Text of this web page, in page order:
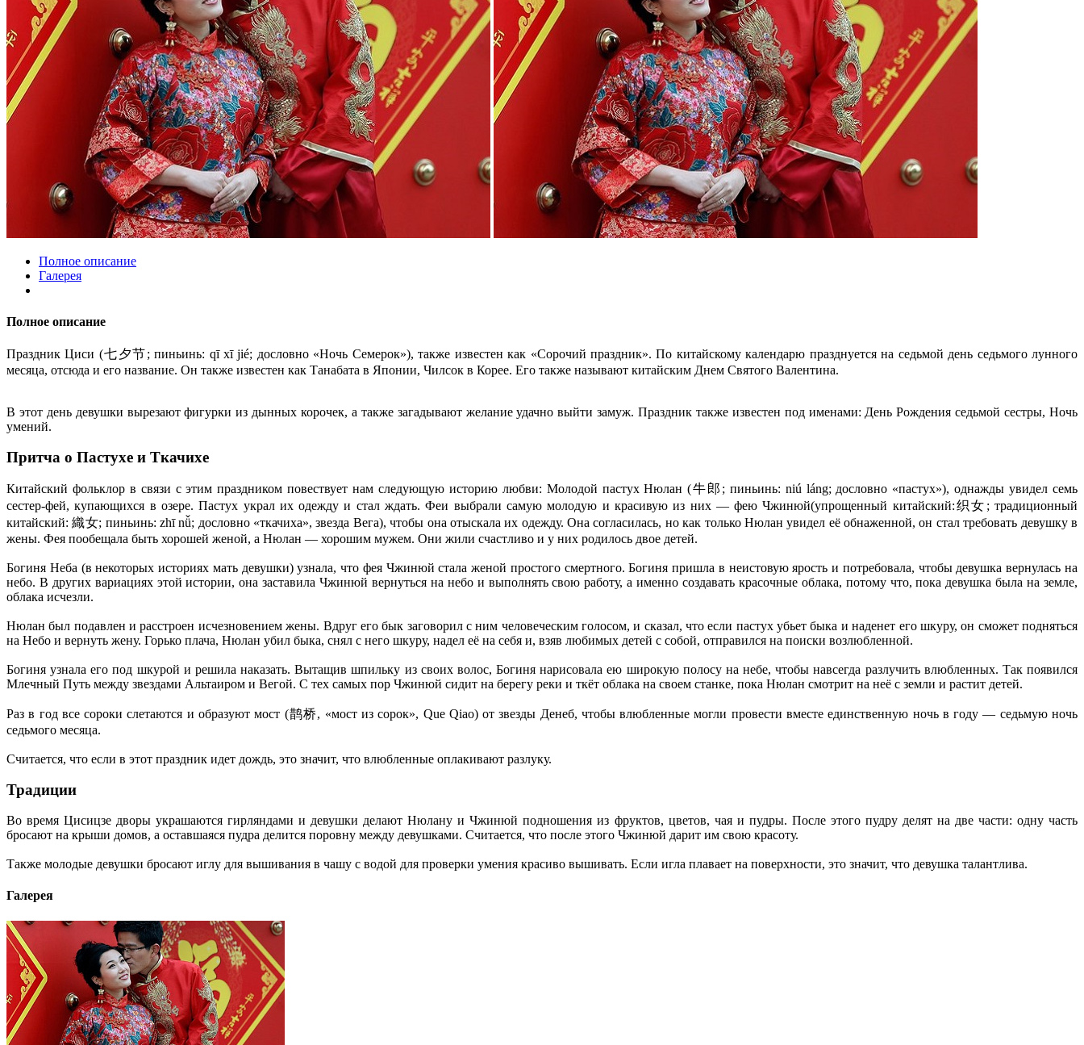
Полное описание
Галерея
Полное описание
Праздник Циси (七夕节; пиньинь: qī xī jié; дословно «Ночь Семерок»), также известен как «Сорочий праздник». По китайскому календарю празднуется на седьмой день седьмого лунного
месяца, отсюда и его название. Он также известен как Танабата в Японии, Чилсок в Корее. Его также называют китайским Днем Святого Валентина.
В этот день девушки вырезают фигурки из дынных корочек, а также загадывают желание удачно выйти замуж. Праздник также известен под именами: День Рождения седьмой сестры, Ночь
умений.
Притча о Пастухе и Ткачихе
Китайский фольклор в связи с этим праздником повествует нам следующую историю любви: Молодой пастух Нюлан (牛郎; пиньинь: niú láng; дословно «пастух»), однажды увидел семь
сестер-фей, купающихся в озере. Пастух украл их одежду и стал ждать. Феи выбрали самую молодую и красивую из них — фею Чжинюй(упрощенный китайский:织女; традиционный
китайский: 織女; пиньинь: zhī nǚ; дословно «ткачиха», звезда Вега), чтобы она отыскала их одежду. Она согласилась, но как только Нюлан увидел её обнаженной, он стал требовать девушку в
жены. Фея пообещала быть хорошей женой, а Нюлан — хорошим мужем. Они жили счастливо и у них родилось двое детей.
Богиня Неба (в некоторых историях мать девушки) узнала, что фея Чжинюй стала женой простого смертного. Богиня пришла в неистовую ярость и потребовала, чтобы девушка вернулась на
небо. В других вариациях этой истории, она заставила Чжинюй вернуться на небо и выполнять свою работу, а именно создавать красочные облака, потому что, пока девушка была на земле,
облака исчезли.
Нюлан был подавлен и расстроен исчезновением жены. Вдруг его бык заговорил с ним человеческим голосом, и сказал, что если пастух убьет быка и наденет его шкуру, он сможет подняться
на Небо и вернуть жену. Горько плача, Нюлан убил быка, снял с него шкуру, надел её на себя и, взяв любимых детей с собой, отправился на поиски возлюбленной.
Богиня узнала его под шкурой и решила наказать. Вытащив шпильку из своих волос, Богиня нарисовала ею широкую полосу на небе, чтобы навсегда разлучить влюбленных. Так появился
Млечный Путь между звездами Альтаиром и Вегой. С тех самых пор Чжинюй сидит на берегу реки и ткёт облака на своем станке, пока Нюлан смотрит на неё с земли и растит детей.
Раз в год все сороки слетаются и образуют мост (鹊桥, «мост из сорок», Que Qiao) от звезды Денеб, чтобы влюбленные могли провести вместе единственную ночь в году — седьмую ночь
седьмого месяца.
Считается, что если в этот праздник идет дождь, это значит, что влюбленные оплакивают разлуку.
Традиции
Во время Цисицзе дворы украшаются гирляндами и девушки делают Нюлану и Чжинюй подношения из фруктов, цветов, чая и пудры. После этого пудру делят на две части: одну часть
бросают на крыши домов, а оставшаяся пудра делится поровну между девушками. Считается, что после этого Чжинюй дарит им свою красоту.
Также молодые девушки бросают иглу для вышивания в чашу с водой для проверки умения красиво вышивать. Если игла плавает на поверхности, это значит, что девушка талантлива.
Галерея